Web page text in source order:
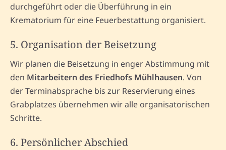
durchgeführt oder die Überführung in ein
Krematorium für eine Feuerbestattung organisiert.
5. Organisation der Beisetzung
Wir planen die Beisetzung in enger Abstimmung mit
den Mitarbeitern des Friedhofs Mühlhausen. Von
der Terminabsprache bis zur Reservierung eines
Grabplatzes übernehmen wir alle organisatorischen
Schritte.
6. Persönlicher Abschied